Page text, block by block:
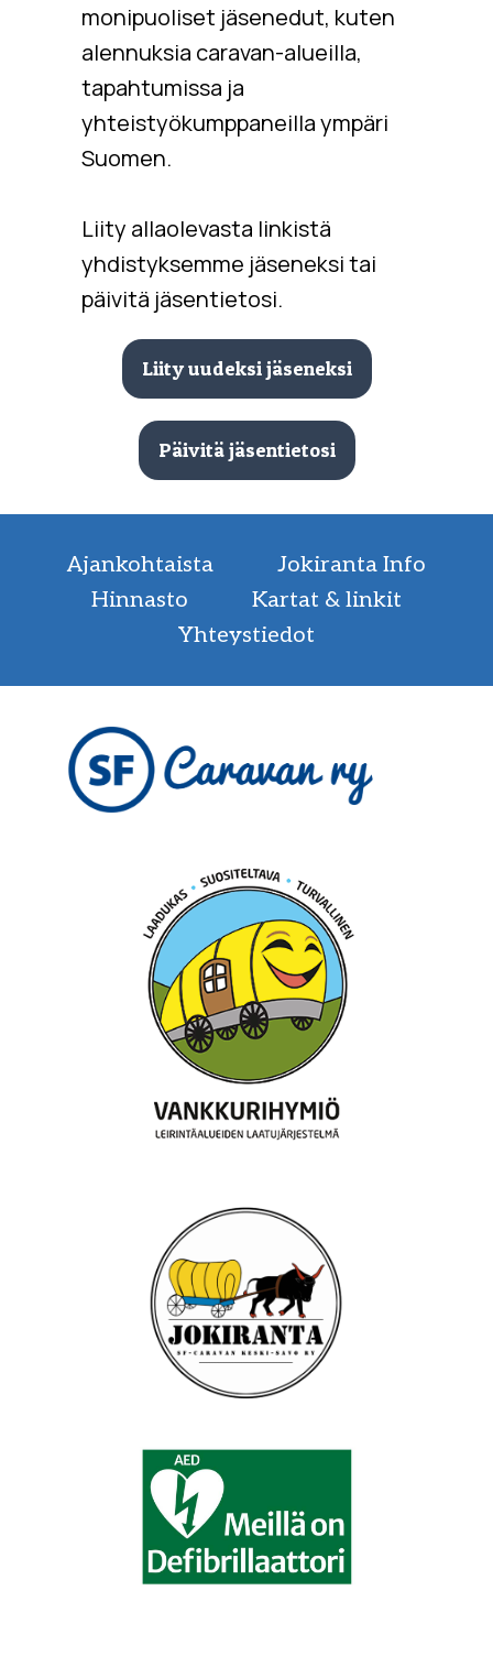
monipuoliset jäsenedut, kuten
alennuksia caravan-alueilla,
tapahtumissa ja
yhteistyökumppaneilla ympäri
Suomen.
Liity allaolevasta linkistä
yhdistyksemme jäseneksitai
päivitä jäsentietosi.
Liity uudeksi jäseneksi
Päivitä jäsentietosi
Ajankohtaista
Jokiranta Info
Hinnasto
Kartat & linkit
Yhteystiedot